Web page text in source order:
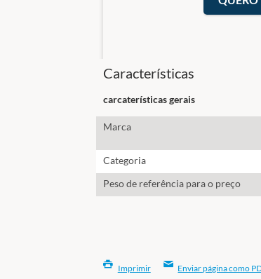
Características
carcaterísticas gerais
Marca
Categoria
Peso de referência para o preço
Imprimir Enviar página como